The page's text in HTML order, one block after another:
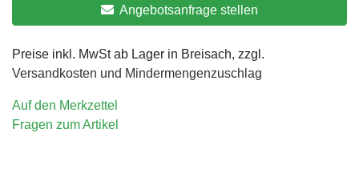
Angebotsanfrage stellen
Preise inkl. MwSt ab Lager in Breisach, zzgl.
Versandkosten und Mindermengenzuschlag
Auf den Merkzettel
Fragen zum Artikel